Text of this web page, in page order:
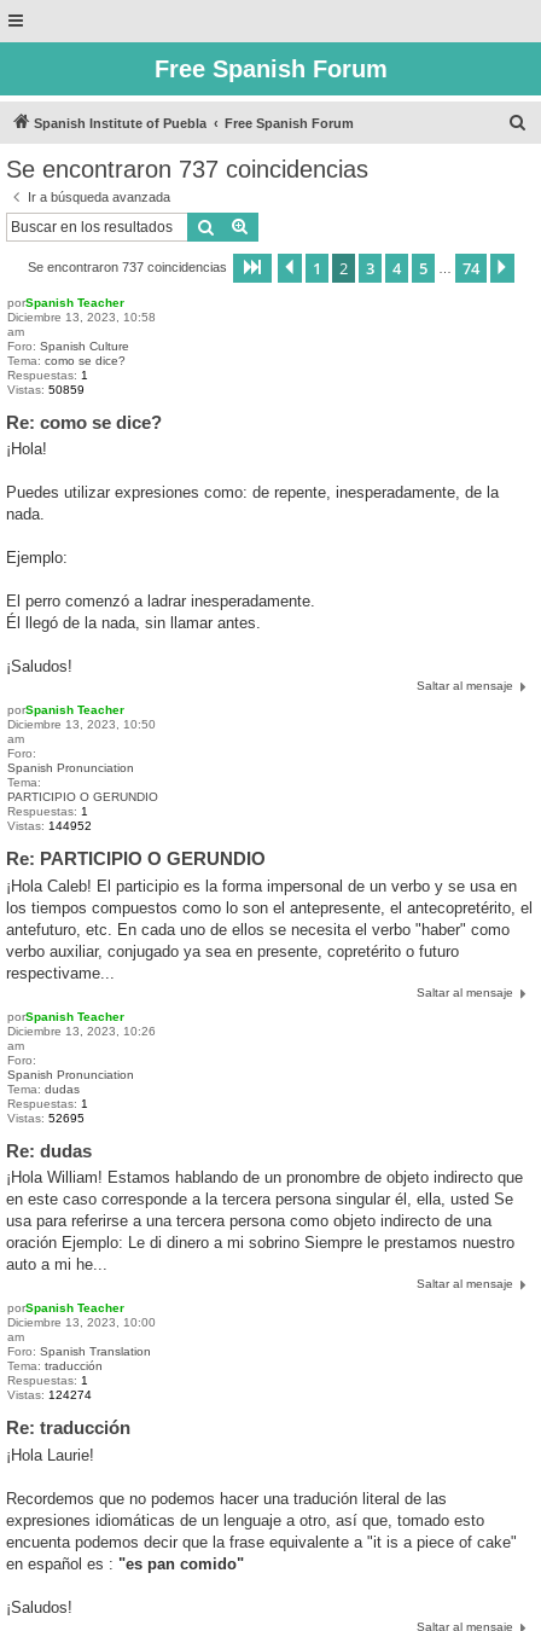
Free Spanish Forum
Spanish Institute of Puebla Free Spanish Forum
Se encontraron 737 coincidencias
Ir a búsqueda avanzada
Buscar
Se encontraron 737 coincidencias Página de 74
Anterior
1 2 3 4 5 74
porSpanish Teacher
Diciembre 13, 2023, 10:58
am
Foro: Spanish Culture
Tema: como se dice?
Respuestas: 1
Vistas: 50859
Re: como se dice?
¡Hola!
Puedes utilizar expresiones como: de repente, inesperadamente, de la
nada.
Ejemplo:
El perro comenzó a ladrar inesperadamente.
Él llegó de la nada, sin llamar antes.
¡Saludos!
Saltar al mensaje
porSpanish Teacher
Diciembre 13, 2023, 10:50
am
Foro:
Spanish Pronunciation
Tema:
PARTICIPIO O GERUNDIO
Respuestas: 1
Vistas: 144952
Re: PARTICIPIO O GERUNDIO
¡Hola Caleb! El participio es la forma impersonal de un verbo y se usa en
los tiempos compuestos como lo son el antepresente, el antecopretérito, el
antefuturo, etc. En cada uno de ellos se necesita el verbo "haber" como
verbo auxiliar, conjugado ya sea en presente, copretérito o futuro
respectivame...
Saltar al mensaje
porSpanish Teacher
Diciembre 13, 2023, 10:26
am
Foro:
Spanish Pronunciation
Tema: dudas
Respuestas: 1
Vistas: 52695
Re: dudas
¡Hola William! Estamos hablando de un pronombre de objeto indirecto que
en este caso corresponde a la tercera persona singular él, ella, usted Se
usa para referirse a una tercera persona como objeto indirecto de una
oración Ejemplo: Le di dinero a mi sobrino Siempre le prestamos nuestro
auto a mi he...
Saltar al mensaje
porSpanish Teacher
Diciembre 13, 2023, 10:00
am
Foro: Spanish Translation
Tema: traducción
Respuestas: 1
Vistas: 124274
Re: traducción
¡Hola Laurie!
Recordemos que no podemos hacer una tradución literal de las
expresiones idiomáticas de un lenguaje a otro, así que, tomado esto
encuenta podemos decir que la frase equivalente a "it is a piece of cake"
en español es : "es pan comido"
¡Saludos!
Saltar al mensaje